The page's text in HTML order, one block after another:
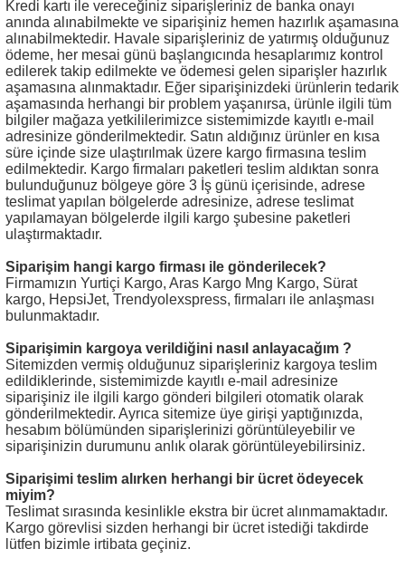
Tabure
Bardak
· Torbası
Tripodlar
· Kollukları
Kürekler
Halka
· Shorty
Manometre
Gözlük
Klipsi
Sistemleri
Yelekleri
· Temzilik
MultiMedya
Tesisatı
Aksesuarlar
Kredi kartı ile vereceğiniz siparişleriniz de banka onayı
anında alınabilmekte ve siparişiniz hemen hazırlık aşamasına
alınabilmektedir. Havale siparişleriniz de yatırmış olduğunuz
ödeme, her mesai günü başlangıcında hesaplarımız kontrol
edilerek takip edilmekte ve ödemesi gelen siparişler hazırlık
aşamasına alınmaktadır. Eğer siparişinizdeki ürünlerin tedarik
aşamasında herhangi bir problem yaşanırsa, ürünle ilgili tüm
bilgiler mağaza yetkililerimizce sistemimizde kayıtlı e-mail
adresinize gönderilmektedir. Satın aldığınız ürünler en kısa
süre içinde size ulaştırılmak üzere kargo firmasına teslim
edilmektedir. Kargo firmaları paketleri teslim aldıktan sonra
bulunduğunuz bölgeye göre 3 İş günü içerisinde, adrese
teslimat yapılan bölgelerde adresinize, adrese teslimat
yapılamayan bölgelerde ilgili kargo şubesine paketleri
ulaştırmaktadır.
Siparişim hangi kargo firması ile gönderilecek?
Firmamızın Yurtiçi Kargo, Aras Kargo Mng Kargo, Sürat
kargo, HepsiJet, Trendyolexspress, firmaları ile anlaşması
bulunmaktadır.
Siparişimin kargoya verildiğini nasıl anlayacağım ?
Sitemizden vermiş olduğunuz siparişleriniz kargoya teslim
edildiklerinde, sistemimizde kayıtlı e-mail adresinize
siparişiniz ile ilgili kargo gönderi bilgileri otomatik olarak
gönderilmektedir. Ayrıca sitemize üye girişi yaptığınızda,
hesabım bölümünden siparişlerinizi görüntüleyebilir ve
siparişinizin durumunu anlık olarak görüntüleyebilirsiniz.
Siparişimi teslim alırken herhangi bir ücret ödeyecek
miyim?
Teslimat sırasında kesinlikle ekstra bir ücret alınmamaktadır.
Kargo görevlisi sizden herhangi bir ücret istediği takdirde
lütfen bizimle irtibata geçiniz.